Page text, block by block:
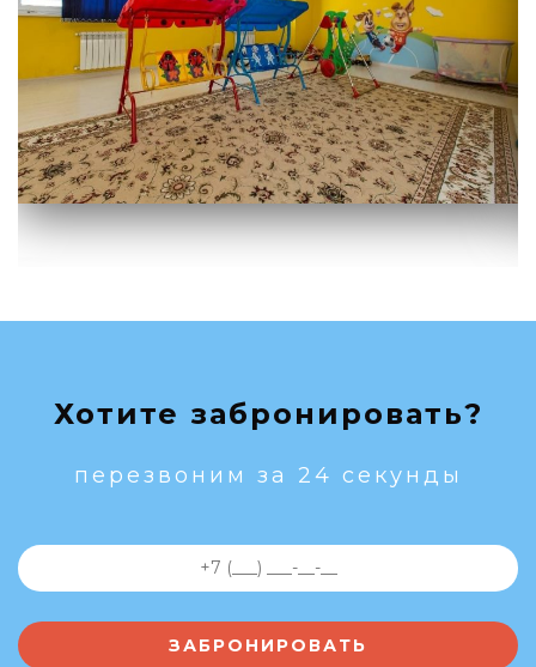
Хотите забронировать?
перезвоним за 24 секунды